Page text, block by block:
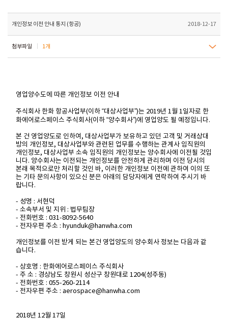
개인정보 이전 안내 통지 (항공) 2018-12-17
첨부파일 1개
영업양수도에 따른 개인정보 이전 안내
주식회사 한화 항공사업부(이하 “대상사업부”)는 2019년 1월 1일자로 한
화에어로스페이스 주식회사(이하 “양수회사”)에 영업양도 될 예정입니다.
본 건 영업양도로 인하여, 대상사업부가 보유하고 있던 고객 및 거래상대
방의 개인정보, 대상사업부와 관련된 업무를 수행하는 관계사 임직원의
개인정보, 대상사업부 소속 임직원의 개인정보는 양수회사에 이전될 것입
니다. 양수회사는 이전되는 개인정보를 안전하게 관리하며 이전 당시의
본래 목적으로만 처리할 것인 바, 이러한 개인정보 이전에 관하여 이의 또
는 기타 문의사항이 있으신 분은 아래의 담당자에게 연락하여 주시기 바
랍니다.
- 성명 : 서현덕
- 소속부서 및 지위 : 법무팀장
- 전화번호 : 031-8092-5640
- 전자우편 주소 : hyunduk@hanwha.com
개인정보를 이전 받게 되는 본건 영업양도의 양수회사 정보는 다음과 같
습니다.
- 상호명 : 한화에어로스페이스 주식회사
- 주 소 : 경상남도 창원시 성산구 창원대로 1204(성주동)
- 전화번호 : 055-260-2114
- 전자우편 주소 : aerospace@hanwha.com
2018년 12월 17일